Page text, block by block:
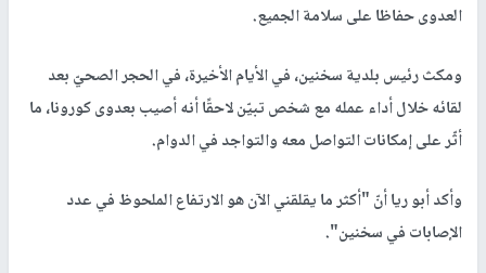
العدوى حفاظا على سلامة الجميع.
ومكث رئيس بلدية سخنين، في الأيام الأخيرة، في الحجر الصحيّ بعد
لقائه خلال أداء عمله مع شخص تبيّن لاحقًا أنه أصيب بعدوى كورونا، ما
أثّر على إمكانات التواصل معه والتواجد في الدوام.
وأكد أبو ريا أنّ "أكثر ما يقلقني الآن هو الارتفاع الملحوظ في عدد
الإصابات في سخنين".